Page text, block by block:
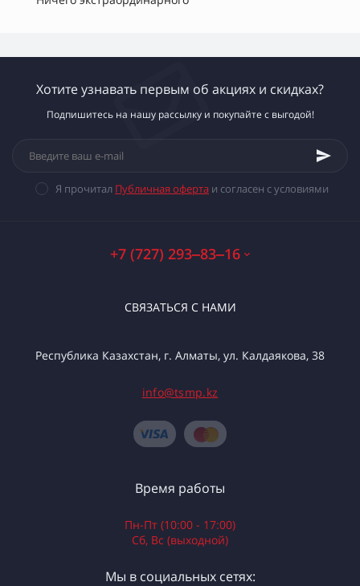
Хотите узнавать первым об акциях и скидках?
Подпишитесь на нашу рассылку и покупайте с выгодой!
Я прочитал Публичная оферта и согласен с условиями
+7 (727) 293‒83‒16
СВЯЗАТЬСЯ С НАМИ
Республика Казахстан, г. Алматы, ул. Калдаякова, 38
info@tsmp.kz
Время работы
Пн-Пт (10:00 - 17:00)
Сб, Вс (выходной)
Мы в социальных сетях: